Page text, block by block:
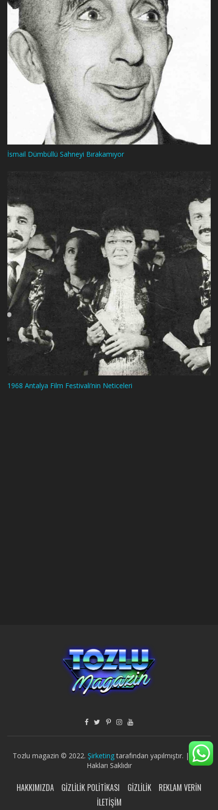
İsmail Dümbüllü Sahneyi Bırakamıyor
1968 Antalya Film Festivali’nin Neticeleri
Tozlu magazin © 2022. Şirketingtarafından yapılmıştır. | Tüm
Hakları Saklıdır
HAKKIMIZDA GIZLILIK POLITIKASI GIZLILIK
REKLAM VERIN
İLETIŞIM